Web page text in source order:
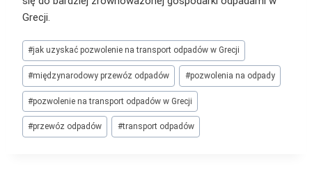
Grecji.
Tagi
wpisu:
#jak uzyskać pozwolenie na transport odpadów w Grecji
#międzynarodowy przewóz odpadów #pozwolenia na odpady
#pozwolenie na transport odpadów w Grecji
#przewóz odpadów #transport odpadów